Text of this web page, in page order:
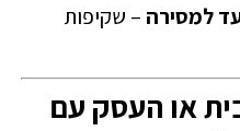
למסירה – שקיפות
או העסק עם